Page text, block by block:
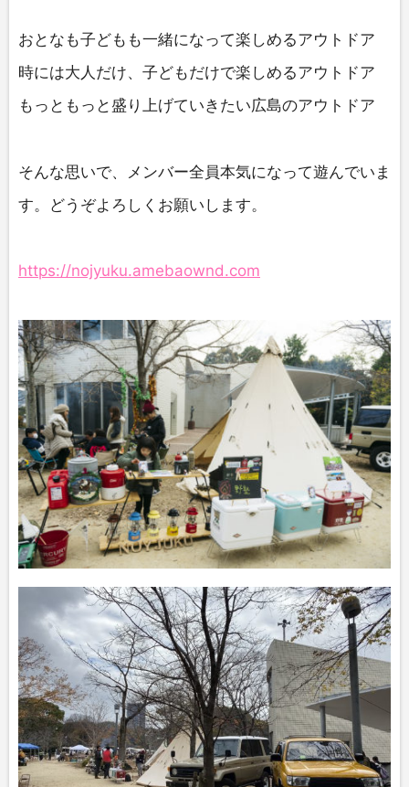
おとなも子どもも一緒になって楽しめるアウトドア
時には大人だけ、子どもだけで楽しめるアウトドア
もっともっと盛り上げていきたい広島のアウトドア
そんな思いで、メンバー全員本気になって遊んでいま
す。どうぞよろしくお願いします。
https://nojyuku.amebaownd.com